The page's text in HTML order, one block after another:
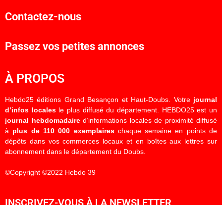
Contactez-nous
Passez vos petites annonces
À PROPOS
Hebdo25 éditions Grand Besançon et Haut-Doubs. Votre journal
d’infos localesle plus diffusé du département. HEBDO25 est un
journal hebdomadaired’informations locales de proximité diffusé
à plus de 110 000 exemplaireschaque semaine en points de
dépôts dans vos commerces locaux et en boîtes aux lettres sur
abonnement dans le département du Doubs.
©Copyright ©2022 Hebdo 39
INSCRIVEZ-VOUS À LA NEWSLETTER